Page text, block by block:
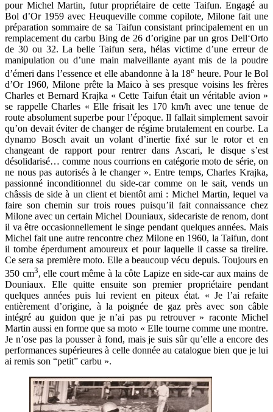
pour Michel Martin, futur propriétaire de cette Taifun. Engagé au
Bol d’Or 1959 avec Heuqueville comme copilote, Milone fait une
préparation sommaire de sa Taifun consistant principalement en un
remplacement du carbu Bing de 26 d’origine par un gros Dell‘Orto
de 30 ou 32. La belle Taifun sera, hélas victime d’une erreur de
manipulation ou d’une main malveillante ayant mis de la poudre
d’émeri dans l’essence et elle abandonne à la 18e heure. Pour le Bol
d’Or 1960, Milone prête la Maico à ses presque voisins les frères
Charles et Bernard Krajka « Cette Taifun était un véritable avion »
se rappelle Charles « Elle frisait les 170 km/h avec une tenue de
route absolument superbe pour l’époque. Il fallait simplement savoir
qu’on devait éviter de changer de régime brutalement en courbe. La
dynamo Bosch avait un volant d’inertie fixé sur le rotor et en
changeant de rapport pour rentrer dans Ascari, le disque s’est
désolidarisé… comme nous courrions en catégorie moto de série, on
ne nous pas autorisés à le changer ». Entre temps, Charles Krajka,
passionné inconditionnel du side-car comme on le sait, vends un
châssis de side à un client et bientôt ami : Michel Martin, lequel va
faire son chemin sur trois roues puisqu’il fait connaissance chez
Milone avec un certain Michel Douniaux, sidecariste de renom, dont
il va être occasionnellement le singe pendant quelques années. Mais
Michel fait une autre rencontre chez Milone en 1960, la Taifun, dont
il tombe éperdument amoureux et pour laquelle il casse sa tirelire.
Ce sera sa première moto. Elle a beaucoup vécu depuis. Toujours en
350 cm3, elle court même à la côte Lapize en side-car aux mains de
Douniaux. Elle quitte ensuite son premier propriétaire pendant
quelques années puis lui revient en piteux état. « Je l’ai refaite
entièrement d’origine, à la poignée de gaz près avec son câble
intégré au guidon que je n’ai pas pu retrouver » raconte Michel
Martin aussi en forme que sa moto « Elle tourne comme une montre.
Je n’ose pas la pousser à fond, mais je suis sûr qu’elle a encore des
performances supérieures à celle donnée au catalogue bien que je lui
ai remis son “petit” carbu ».